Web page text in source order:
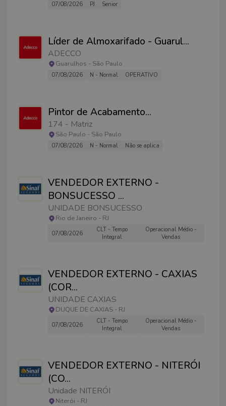
07/08/2026 PJ Senior
Líder de Almoxarifado - Guarul...
ADECCO
Guarulhos - São Paulo
07/08/2026 N - Normal OPERATIVO
Pintor de Acabamento...
174 - Matriz
São Paulo - São Paulo
07/08/2026 N - Normal Não se aplica
VENDEDOR EXTERNO -
BONSUCESSO ...
UNIDADE BONSUCESSO
Rio de Janeiro - RJ
07/08/2026
CLT - Tempo
Integral
Operacional Médio -
Vendas
VENDEDOR EXTERNO - CAXIAS
(COR...
UNIDADE CAXIAS
DUQUE DE CAXIAS - RJ
07/08/2026
CLT - Tempo
Integral
Operacional Médio -
Vendas
VENDEDOR EXTERNO - NITERÓI
(CO...
Unidade NITERÓI
Niterói - RJ